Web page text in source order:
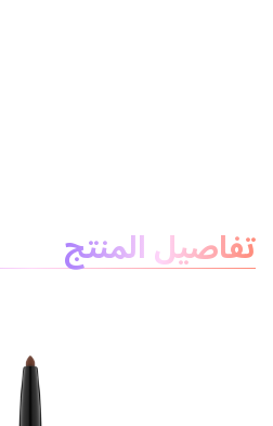
تفاصيل المنتج